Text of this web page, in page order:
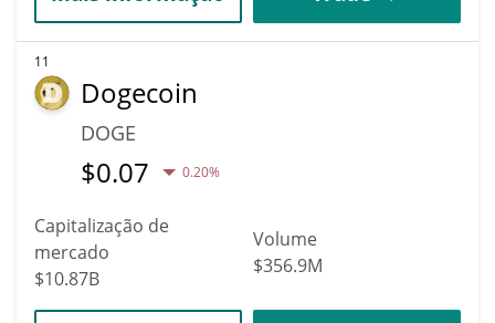
11
Dogecoin
DOGE
$0.07 0.20%
Capitalização de
mercado
$10.87B
Volume
$356.9M